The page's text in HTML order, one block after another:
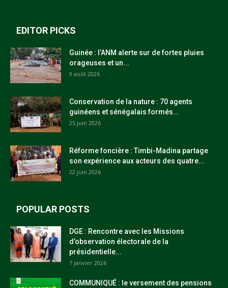
EDITOR PICKS
Guinée : l’ANM alerte sur de fortes pluies
orageuses et un...
9 août 2026
Conservation de la nature : 70 agents
guinéens et sénégalais formés...
25 juin 2026
Réforme foncière : Timbi-Madina partage
son expérience aux acteurs des quatre...
22 juin 2026
POPULAR POSTS
DGE : Rencontre avec les Missions
d’observation électorale de la
présidentielle...
7 janvier 2026
COMMUNIQUÉ : le versement des pensions